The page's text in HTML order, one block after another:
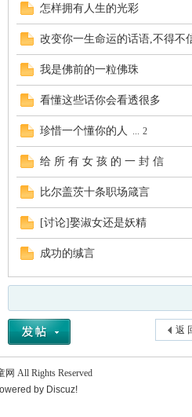
怎样拥有人生的光彩
改变你一生命运的话语,不得不
我是佛前的一粒佛珠
看懂这些话你会看透很多
珍惜一个懂你的人 ... 2
给 所 有 女 孩 的 一 封 信
比尔盖茨十条职场箴言
[讨论]娶淑女还是妖精
成功的缄言
返
网 All Rights Reserved
by Discuz!